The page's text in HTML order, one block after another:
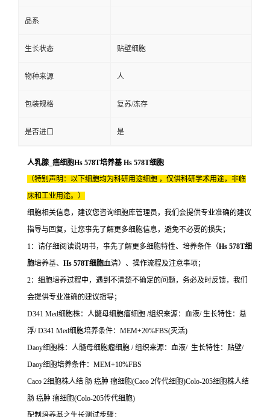
品系
生长状态 贴壁细胞
物种来源 人
包装规格 复苏/冻存
是否进口 是
人乳腺_癌细胞Hs 578T培养基 Hs 578T细胞
（特别声明：以下细胞均为科研用途细胞 ，仅供科研学术用途，非临
床和工业用途。）
细胞相关信息，建议您咨询细胞库管理员，我们会提供专业准确的建议
指导与回复，让您事先了解更多细胞信息，避免不必要的损失；
1：请仔细阅读说明书，事先了解更多细胞特性、培养条件（Hs 578T细
胞培养基、 Hs 578T细胞血清）、操作流程及注意事项；
2：细胞培养过程中，遇到不清楚不确定的问题，务必及时反馈，我们
会提供专业准确的建议指导；
D341 Med细胞株：人髓母细胞瘤细胞 /组织来源：血液/ 生长特性：悬
浮/ D341 Med细胞培养条件：MEM+20%FBS(灭活)
Daoy细胞株：人髓母细胞瘤细胞 / 组织来源：血液/ 生长特性：贴壁/
Daoy细胞培养条件：MEM+10%FBS
Caco 2细胞株人结 肠 癌肿 瘤细胞(Caco 2传代细胞)Colo-205细胞株人结
肠 癌肿 瘤细胞(Colo-205传代细胞)
配制培养基之生长测试步骤：